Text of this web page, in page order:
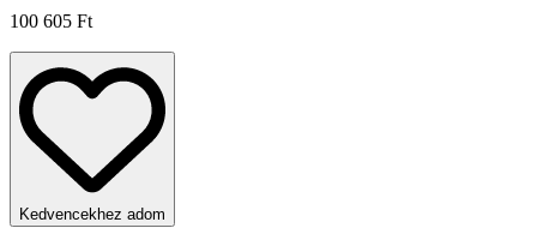
100 605 Ft
Kedvencekhez adom